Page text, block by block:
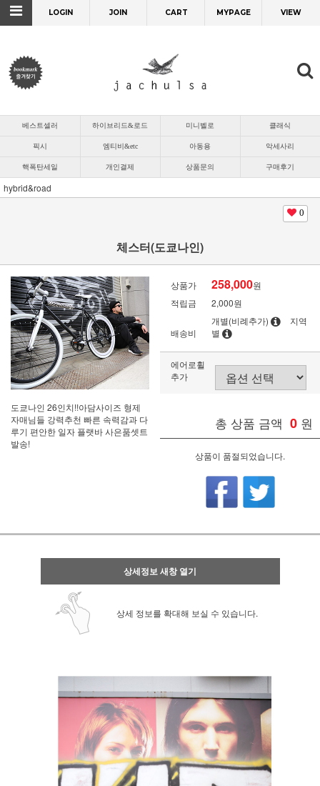
LOGIN JOIN CART MYPAGE VIEW
베스트셀러 하이브리드&로드 미니벨로 클래식
픽시 엠티비&etc 아동용 악세사리
핵폭탄세일 개인결제 상품문의 구매후기
hybrid&road
0
체스터(도쿄나인)
도쿄나인 26인치!!아담사이즈 형제
자매님들 강력추천 빠른 속력감과 다
루기 편안한 일자 플랫바 사은품셋트
발송!
상품가 258,000원
적립금
2,000원
배송비
개별(비례추가)
지역
별
에어로휠
추가
총 상품 금액 0 원
상품이 품절되었습니다.
상세정보 새창 열기
상세 정보를 확대해 보실 수 있습니다.